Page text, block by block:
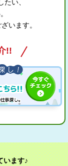
い、
います。
!!
います♪